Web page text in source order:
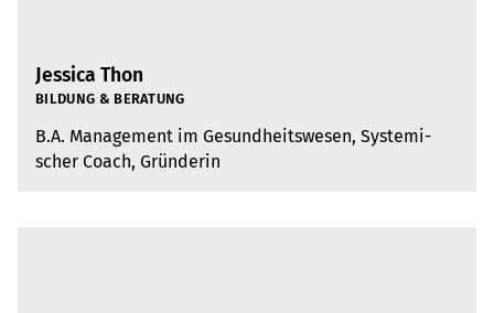
Jessica Thon
BIL­DUNG & BERA­TUNG
B.A. Manage­ment im Gesund­heits­we­sen, Sys­te­mi­
scher Coach, Grün­de­rin